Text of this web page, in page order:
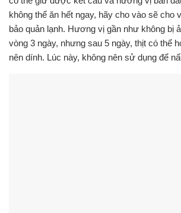
không thể ăn hết ngay, hãy cho vào sẽ cho
bảo quản lạnh. Hương vị gần như không bị
vòng 3 ngày, nhưng sau 5 ngày, thịt có thể
nên dính. Lúc này, không nên sử dụng để